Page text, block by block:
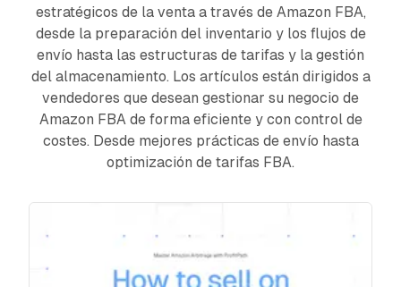
ProfitDesk SOON
Gestiona toda tu operación Amazon FBA en un solo
lugar
Academia
Planes
estratégicos de la venta a través de Amazon FBA,
desde la preparación del inventario y los flujos de
envío hasta las estructuras de tarifas y la gestión
del almacenamiento. Los artículos están dirigidos a
vendedores que desean gestionar su negocio de
Amazon FBA de forma eficiente y con control de
costes. Desde mejores prácticas de envío hasta
optimización de tarifas FBA.